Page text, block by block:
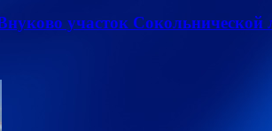
участок Сокольнической